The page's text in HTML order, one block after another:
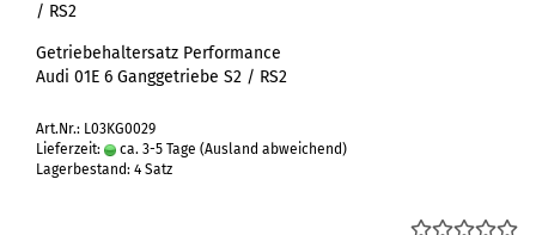
/ RS2
Getriebehaltersatz Performance
Audi 01E 6 Ganggetriebe S2 / RS2
Art.Nr.: L03KG0029
Lieferzeit:
ca. 3-5 Tage (Ausland abweichend)
Lagerbestand: 4 Satz